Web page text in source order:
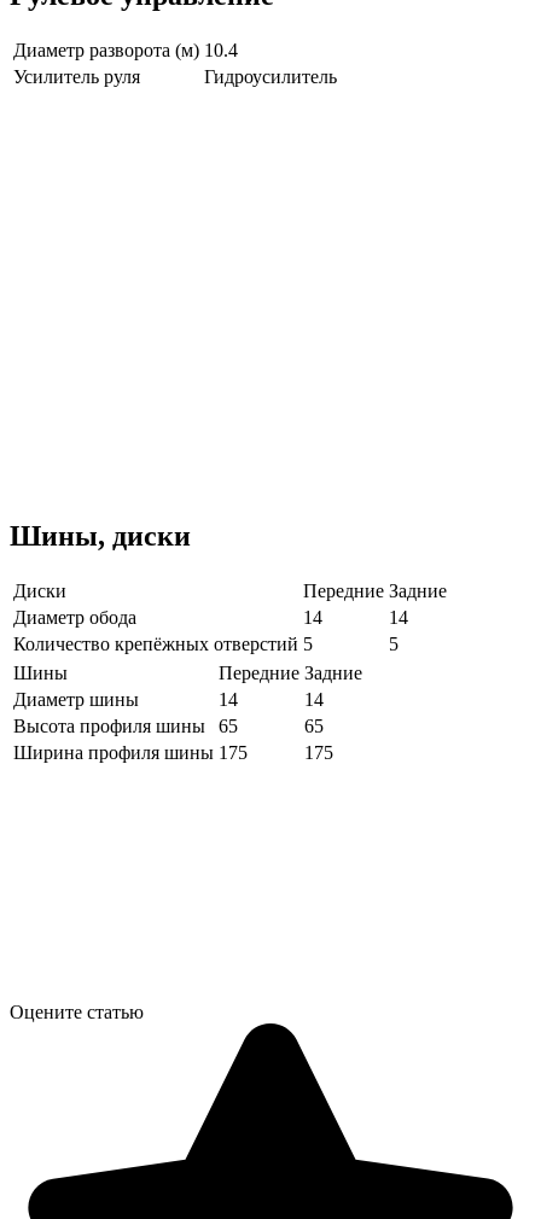
Диаметр разворота (м) 10.4
Усилитель руля
Гидроусилитель
Шины, диски
Диски Передние Задние
Диаметр обода
14
14
Количество крепёжных отверстий 5
5
Шины
Передние Задние
Диаметр шины
14
14
Высота профиля шины
65
65
Ширина профиля шины 175 175
Оцените статью